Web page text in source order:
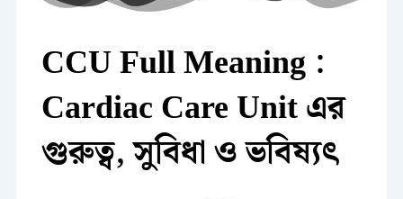
CCU Full Meaning :
Cardiac Care Unit এর
গুরুত্ব, সুবিধা ও ভবিষ্যৎ